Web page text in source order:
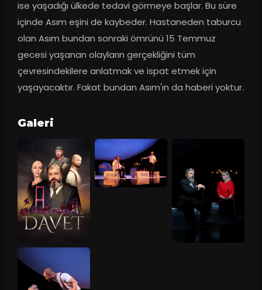
ise yaşadığı ülkede tedavi görmeye başlar. Bu süre
içinde Asım eşini de kaybeder. Hastaneden taburcu
olan Asım bundan sonraki ömrünü 15 Temmuz
gecesi yaşanan olayların gerçekliğini tüm
çevresindekilere anlatmak ve ispat etmek için
yaşayacaktır. Fakat bundan Asım'ın da haberi yoktur.
Galeri